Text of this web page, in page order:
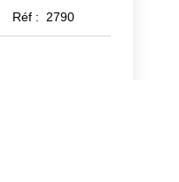
Réf : 2790